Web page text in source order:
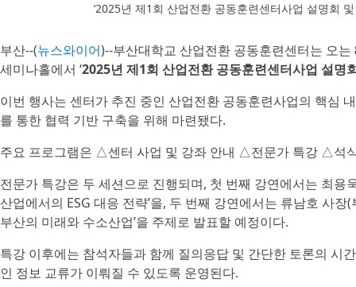
‘2025년 제1회 산업전환 공동훈련센터사업 설명회
부산--(뉴스와이어)--부산대학교 산업전환 공동훈련센터는 오는
세미나홀에서 ‘2025년 제1회 산업전환 공동훈련센터사업 설명
이번 행사는 센터가 추진 중인 산업전환 공동훈련사업의 핵심
를 통한 협력 기반 구축을 위해 마련됐다.
주요 프로그램은 △센터 사업 및 강좌 안내 △전문가 특강 △석
전문가 특강은 두 세션으로 진행되며, 첫 번째 강연에서는 최용
산업에서의 ESG 대응 전략’을, 두 번째 강연에서는 류남호 사
부산의 미래와 수소산업’을 주제로 발표할 예정이다.
특강 이후에는 참석자들과 함께 질의응답 및 간단한 토론의 시
인 정보 교류가 이뤄질 수 있도록 운영된다.